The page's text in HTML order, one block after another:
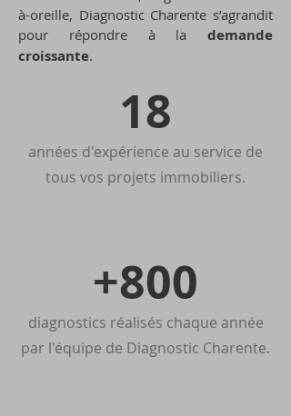
à-oreille, Diagnostic Charente s’agrandit
pour répondre à la demande
croissante.
18
années d'expérience au service de
tous vos projets immobiliers.
+800
diagnostics réalisés chaque année
par l'équipe de Diagnostic Charente.